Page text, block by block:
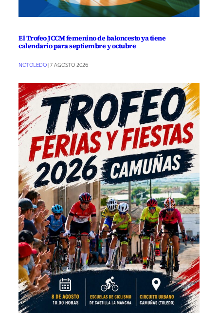
El Trofeo JCCM femenino de baloncesto ya tiene
calendario para septiembre y octubre
NOTOLEDO|7 AGOSTO 2026